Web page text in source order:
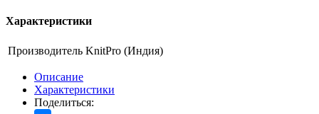
Характеристики
Производитель KnitPro (Индия)
Описание
Характеристики
Поделиться: